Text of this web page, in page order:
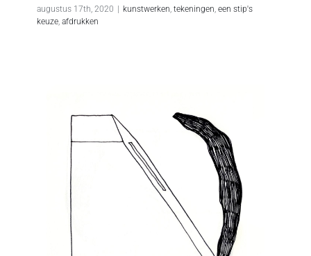
augustus 17th, 2020 kunstwerken, tekeningen, een stip's
keuze, afdrukken